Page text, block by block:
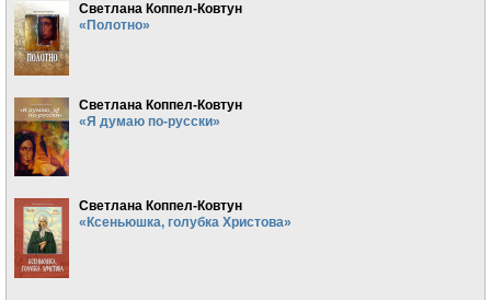
Светлана Коппел-Ковтун
«Полотно»
Светлана Коппел-Ковтун
«Я думаю по-русски»
Светлана Коппел-Ковтун
«Ксеньюшка, голубка Христова»